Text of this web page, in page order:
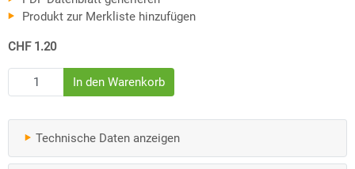
Produkt zur Merkliste hinzufügen
CHF 1.20
Technische Daten anzeigen